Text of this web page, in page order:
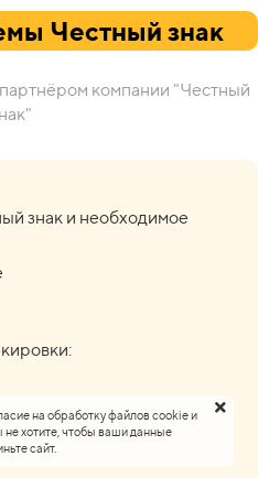
Честный знак
компании "Честный
знак и необходимое
на обработку файлов cookie и
не хотите, чтобы ваши данные
сайт.